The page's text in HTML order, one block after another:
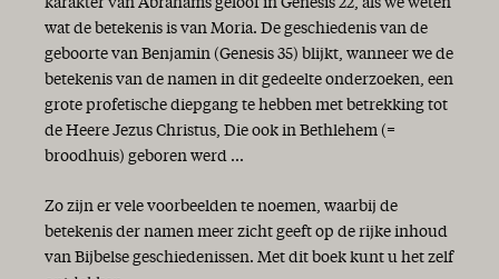
karakter van Abrahams geloof in Genesis 22, als we weten
wat de betekenis is van Moria. De geschiedenis van de
geboorte van Benjamin (Genesis 35) blijkt, wanneer we de
betekenis van de namen in dit gedeelte onderzoeken, een
grote profetische diepgang te hebben met betrekking tot
de Heere Jezus Christus, Die ook in Bethlehem (=
broodhuis) geboren werd ...
Zo zijn er vele voorbeelden te noemen, waarbij de
betekenis der namen meer zicht geeft op de rijke inhoud
van Bijbelse geschiedenissen. Met dit boek kunt u het zelf